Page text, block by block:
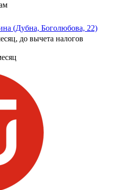
(Дубна, Боголюбова, 22)
до вычета налогов